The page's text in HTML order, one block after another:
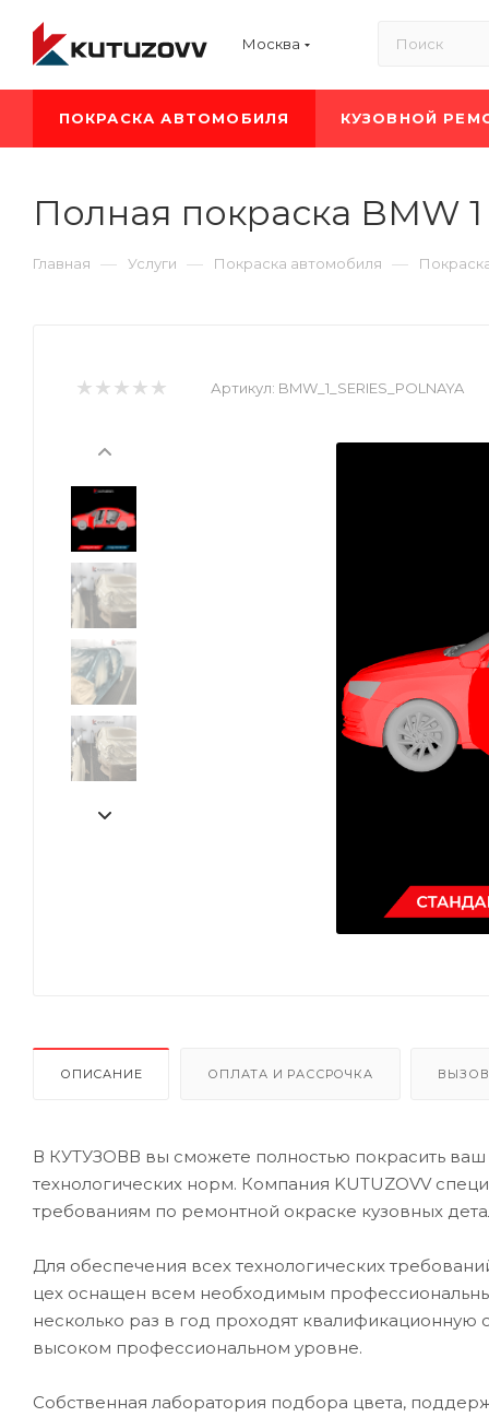
Москва
ПОКРАСКА АВТОМОБИЛЯ КУЗОВНОЙ
Полная покраска BMW 1
Главная — Услуги — Покраска автомобиля —
Артикул: BMW_1_SERIES_POLNAYA
ОПИСАНИЕ ОПЛАТА И РАССРОЧКА
В КУТУЗОВВ вы сможете полностью покрасить
технологических норм. Компания KUTUZOVV
требованиям по ремонтной окраске кузовных
Для обеспечения всех технологических
цех оснащен всем необходимым
несколько раз в год проходят
высоком профессиональном уровне.
Собственная лаборатория подбора цвета,